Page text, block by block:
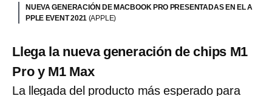
NUEVA GENERACIÓN DE MACBOOK PRO PRESENTADAS EN EL A
PPLE EVENT 2021 (APPLE)
Llega la nueva generación de chips M1
Pro y M1 Max
La llegada del producto más esperado para